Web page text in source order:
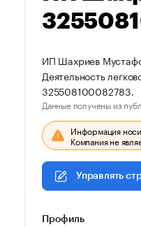
ИП Шахриев
Деятельность
325508100082783.
Данные получены из
Информация
Компания не
Управлять
Профиль